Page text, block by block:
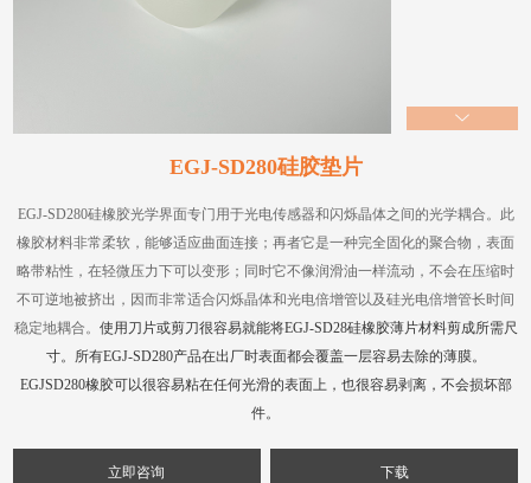
联系我们
EGJ-SD280硅胶垫片
EGJ-SD280硅橡胶光学界面专门用于光电传感器和闪烁晶体之间的光学耦合。此
橡胶材料非常柔软，能够适应曲面连接；再者它是一种完全固化的聚合物，表面
略带粘性，在轻微压力下可以变形；同时它不像润滑油一样流动，不会在压缩时
不可逆地被挤出，因而非常适合闪烁晶体和光电倍增管以及硅光电倍增管长时间
稳定地耦合。 使用刀片或剪刀很容易就能将EGJ-SD28硅橡胶薄片材料剪成所需尺
寸。所有EGJ-SD280产品在出厂时表面都会覆盖一层容易去除的薄膜。
EGJSD280橡胶可以很容易粘在任何光滑的表面上，也很容易剥离，不会损坏部
件。
立即咨询 下载